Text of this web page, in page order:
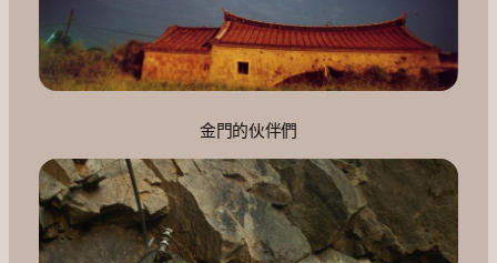
金門的伙伴們